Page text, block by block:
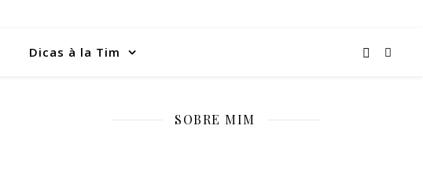
Dicas à la Tim
SOBRE MIM